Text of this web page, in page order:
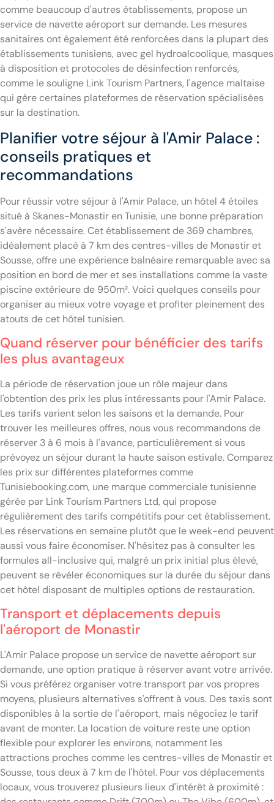
comme beaucoup d'autres établissements, propose un
service de navette aéroport sur demande. Les mesures
sanitaires ont également été renforcées dans la plupart des
établissements tunisiens, avec gel hydroalcoolique, masques
à disposition et protocoles de désinfection renforcés,
comme le souligne Link Tourism Partners, l'agence maltaise
qui gère certaines plateformes de réservation spécialisées
sur la destination.
Planifier votre séjour à l'Amir Palace :
conseils pratiques et
recommandations
Pour réussir votre séjour à l'Amir Palace, un hôtel 4 étoiles
situé à Skanes-Monastir en Tunisie, une bonne préparation
s'avère nécessaire. Cet établissement de 369 chambres,
idéalement placé à 7 km des centres-villes de Monastir et
Sousse, offre une expérience balnéaire remarquable avec sa
position en bord de mer et ses installations comme la vaste
piscine extérieure de 950m². Voici quelques conseils pour
organiser au mieux votre voyage et profiter pleinement des
atouts de cet hôtel tunisien.
Quand réserver pour bénéficier des tarifs
les plus avantageux
La période de réservation joue un rôle majeur dans
l'obtention des prix les plus intéressants pour l'Amir Palace.
Les tarifs varient selon les saisons et la demande. Pour
trouver les meilleures offres, nous vous recommandons de
réserver 3 à 6 mois à l'avance, particulièrement si vous
prévoyez un séjour durant la haute saison estivale. Comparez
les prix sur différentes plateformes comme
Tunisiebooking.com, une marque commerciale tunisienne
gérée par Link Tourism Partners Ltd, qui propose
régulièrement des tarifs compétitifs pour cet établissement.
Les réservations en semaine plutôt que le week-end peuvent
aussi vous faire économiser. N'hésitez pas à consulter les
formules all-inclusive qui, malgré un prix initial plus élevé,
peuvent se révéler économiques sur la durée du séjour dans
cet hôtel disposant de multiples options de restauration.
Transport et déplacements depuis
l'aéroport de Monastir
L'Amir Palace propose un service de navette aéroport sur
demande, une option pratique à réserver avant votre arrivée.
Si vous préférez organiser votre transport par vos propres
moyens, plusieurs alternatives s'offrent à vous. Des taxis sont
disponibles à la sortie de l'aéroport, mais négociez le tarif
avant de monter. La location de voiture reste une option
flexible pour explorer les environs, notamment les
attractions proches comme les centres-villes de Monastir et
Sousse, tous deux à 7 km de l'hôtel. Pour vos déplacements
locaux, vous trouverez plusieurs lieux d'intérêt à proximité :